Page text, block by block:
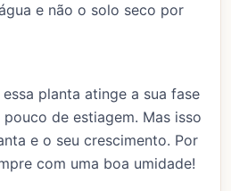
e não o solo seco por
planta atinge a sua fase
de estiagem. Mas isso
e o seu crescimento. Por
com uma boa umidade!